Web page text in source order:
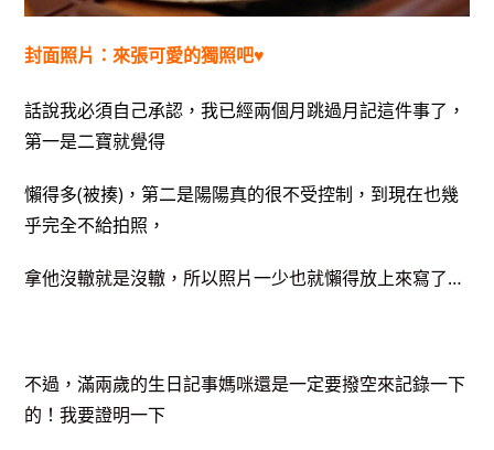
封面照片：來張可愛的獨照吧♥
話說我必須自己承認，我已經兩個月跳過月記這件事了，
第一是二寶就覺得
懶得多(被揍)，第二是陽陽真的很不受控制，到現在也幾
乎完全不給拍照，
拿他沒轍就是沒轍，所以照片一少也就懶得放上來寫了…
不過，滿兩歲的生日記事媽咪還是一定要撥空來記錄一下
的！我要證明一下